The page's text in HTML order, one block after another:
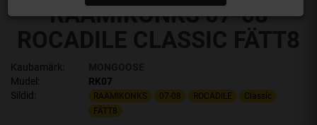
RAAMIKONKS 07-08
ROCADILE CLASSIC FÄTT8
Kaubamärk:
Mudel:
RK07
Sildid:
RAAMIKONKS 07-08 ROCADILE
Classic
FÄTT8